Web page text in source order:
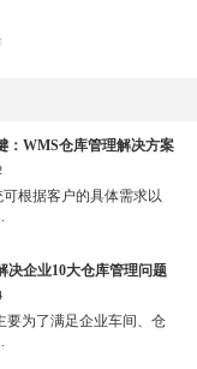
：WMS仓库管理解决方案
根据客户的具体需求以
决企业10大仓库管理问题
要为了满足企业车间、仓